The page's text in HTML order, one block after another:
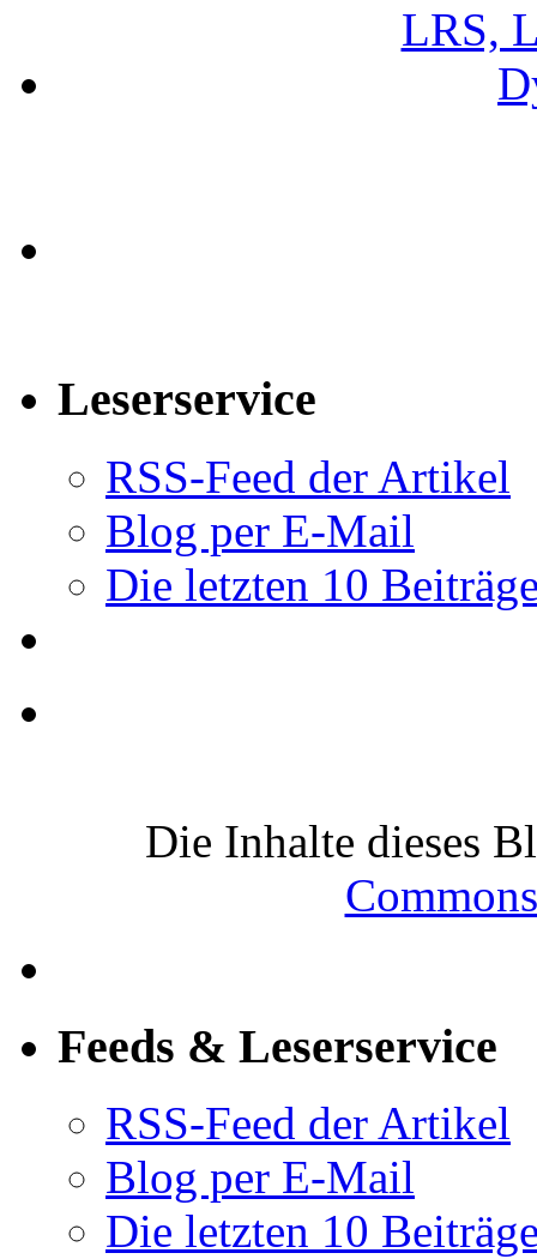
Leserservice
RSS-Feed der Artikel
Blog per E-Mail
Die letzten 10
Die Inhalte dieses
Feeds & Leserservice
RSS-Feed der Artikel
Blog per E-Mail
Die letzten 10